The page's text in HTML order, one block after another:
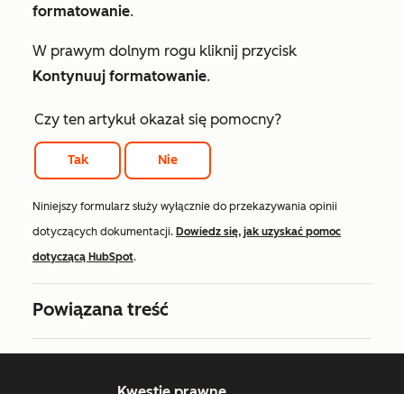
formatowanie.
W prawym dolnym rogu kliknij przycisk
Kontynuuj formatowanie.
Czy ten artykuł okazał się pomocny?
Tak Nie
Niniejszy formularz służy wyłącznie do przekazywania opinii
dotyczących dokumentacji. Dowiedz się, jak uzyskać pomoc
dotyczącą HubSpot.
Powiązana treść